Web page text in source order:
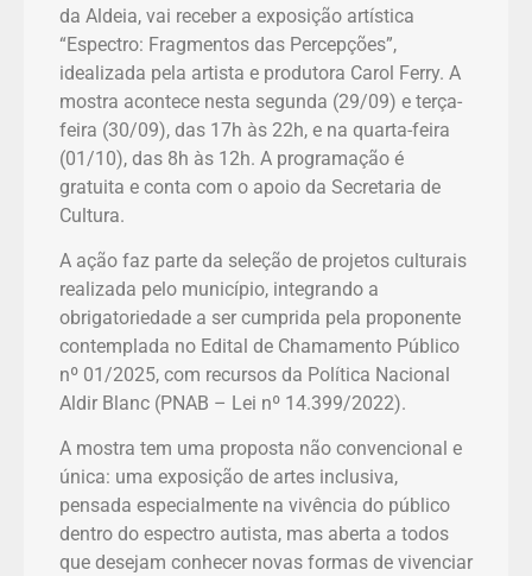
da Aldeia, vai receber a exposição artística
“Espectro: Fragmentos das Percepções”,
idealizada pela artista e produtora Carol Ferry. A
mostra acontece nesta segunda (29/09) e terça-
feira (30/09), das 17h às 22h, e na quarta-feira
(01/10), das 8h às 12h. A programação é
gratuita e conta com o apoio da Secretaria de
Cultura.
A ação faz parte da seleção de projetos culturais
realizada pelo município, integrando a
obrigatoriedade a ser cumprida pela proponente
contemplada no Edital de Chamamento Público
nº 01/2025, com recursos da Política Nacional
Aldir Blanc (PNAB – Lei nº 14.399/2022).
A mostra tem uma proposta não convencional e
única: uma exposição de artes inclusiva,
pensada especialmente na vivência do público
dentro do espectro autista, mas aberta a todos
que desejam conhecer novas formas de vivenciar